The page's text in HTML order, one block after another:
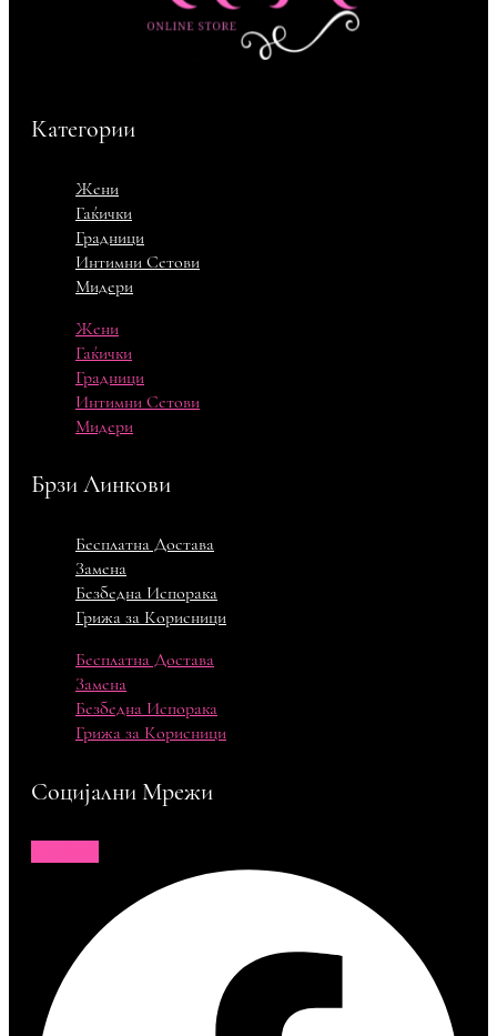
Категории
Жени
Гаќички
Градници
Интимни Сетови
Мидери
Жени
Гаќички
Градници
Интимни Сетови
Мидери
Брзи Линкови
Бесплатна Достава
Замена
Безбедна Испорака
Грижа за Корисници
Бесплатна Достава
Замена
Безбедна Испорака
Грижа за Корисници
Социјални Мрежи